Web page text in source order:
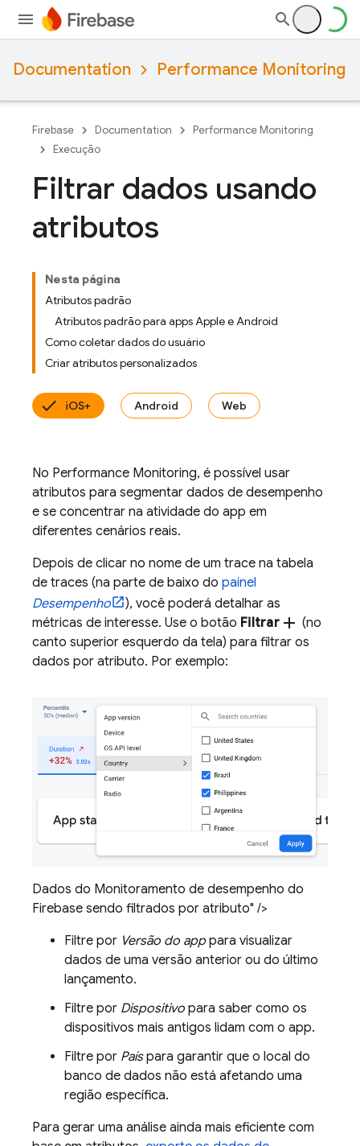
Documentation Performance Monitoring
Firebase Documentation
Performance Monitoring
Execução
Filtrar dados usando
atributos
Nesta página
Atributos padrão
Atributos padrão para apps Apple e Android
Como coletar dados do usuário
Criar atributos personalizados
iOS+ Android Web
No Performance Monitoring, é possível usar
atributos para segmentar dados de desempenho
e se concentrar na atividade do app em
diferentes cenários reais.
Depois de clicar no nome de um trace na tabela
de traces (na parte de baixo do painel
Desempenho
), você poderá detalhar as
métricas de interesse. Use o botão Filtraradd (no
canto superior esquerdo da tela) para filtrar os
dados por atributo. Por exemplo:
Dados do Monitoramento de desempenho do
Firebase sendo filtrados por atributo" />
Filtre por Versão do apppara visualizar
dados de uma versão anterior ou do último
lançamento.
Filtre por Dispositivo para saber como os
dispositivos mais antigos lidam com o app.
Filtre por Paíspara garantir que o local do
banco de dados não está afetando uma
região específica.
Para gerar uma análise ainda mais eficiente com